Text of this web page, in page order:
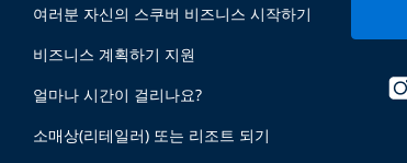
여러분 자신의 스쿠버 비즈니스 시작하기
비즈니스 계획하기 지원
얼마나 시간이 걸리나요?
소매상(리테일러) 또는 리조트 되기